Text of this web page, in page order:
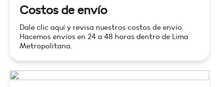
Costos de envío
Dale clic aquí y revisa nuestros costos de envío.
Hacemos envíos en 24 a 48 horas dentro de Lima
Metropolitana.